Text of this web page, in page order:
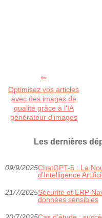
Optimisez vos articles
avec des images de
qualité grâce à l'IA
générateur d'images
Les dernières
09/9/2025ChatGPT-5 : La
d'Intelligence
21/7/2025Sécurité et ERP
données sensibles